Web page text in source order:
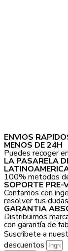
ENVIOS
MENOS DE 24H
Puedes recoger
LA PASARELA
100% metodos
SOPORTE PRE-
Contamos con
resolver tus
GARANTIA
Distribuimos
con garantía de
Suscribete a
descuentos